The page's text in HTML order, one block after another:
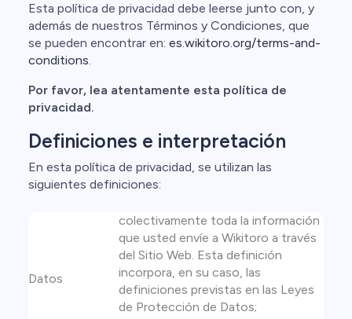
Esta política de privacidad debe leerse junto con, y
además de nuestros Términos y Condiciones, que
se pueden encontrar en: es.wikitoro.org/terms-and-
conditions.
Por favor, lea atentamente esta política de
privacidad.
Definiciones e interpretación
En esta política de privacidad, se utilizan las
siguientes definiciones:
Datos
colectivamente toda la información
que usted envíe a Wikitoro a través
del Sitio Web. Esta definición
incorpora, en su caso, las
definiciones previstas en las Leyes
de Protección de Datos;